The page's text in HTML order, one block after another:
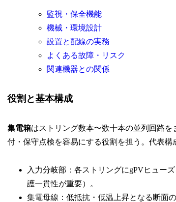
監視・保全機能
機械・環境設計
設置と配線の実務
よくある故障・リスク
関連機器との関係
役割と基本構成
集電箱はストリング数本〜数十本の並列回路
付・保守点検を容易にする役割を担う。代表構
入力分岐部：各ストリングにgPVヒュー
護一貫性が重要）。
集電母線：低抵抗・低温上昇となる断面